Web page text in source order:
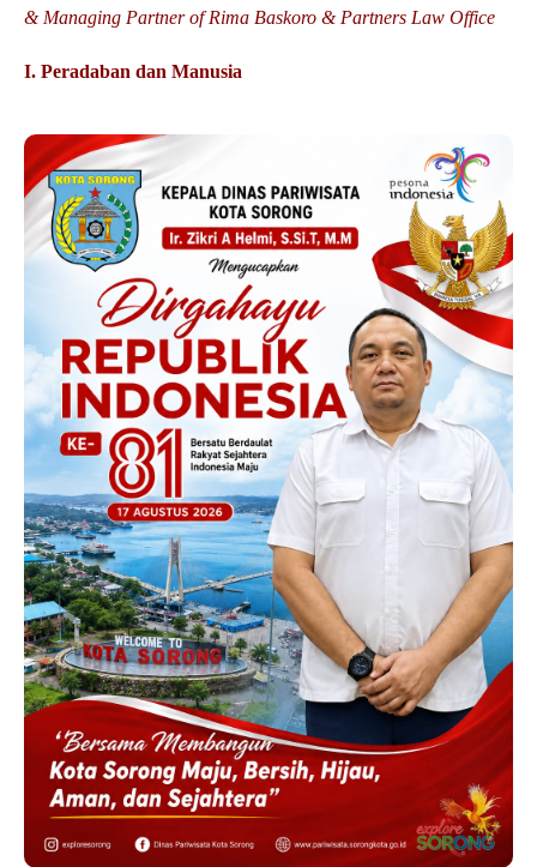
& Managing Partner of Rima Baskoro & Partners Law Office
I. Peradaban dan Manusia